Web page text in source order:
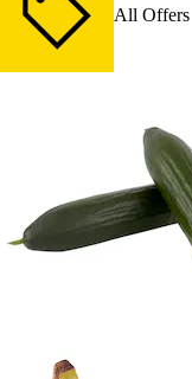
All Offers